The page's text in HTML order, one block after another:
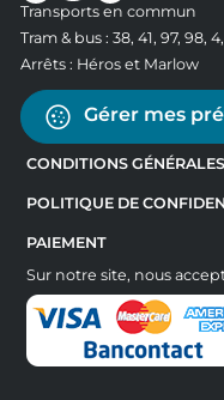
Transports en commun
Tram & bus : 38, 41, 97, 98,
Arrêts : Héros et Marlow
Gérer mes
CONDITIONS
POLITIQUE DE
PAIEMENT
Sur notre site, nous